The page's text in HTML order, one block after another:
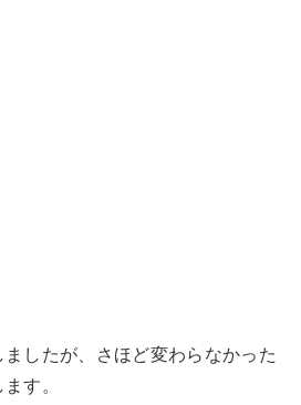
したが、さほど変わらなかった
す。